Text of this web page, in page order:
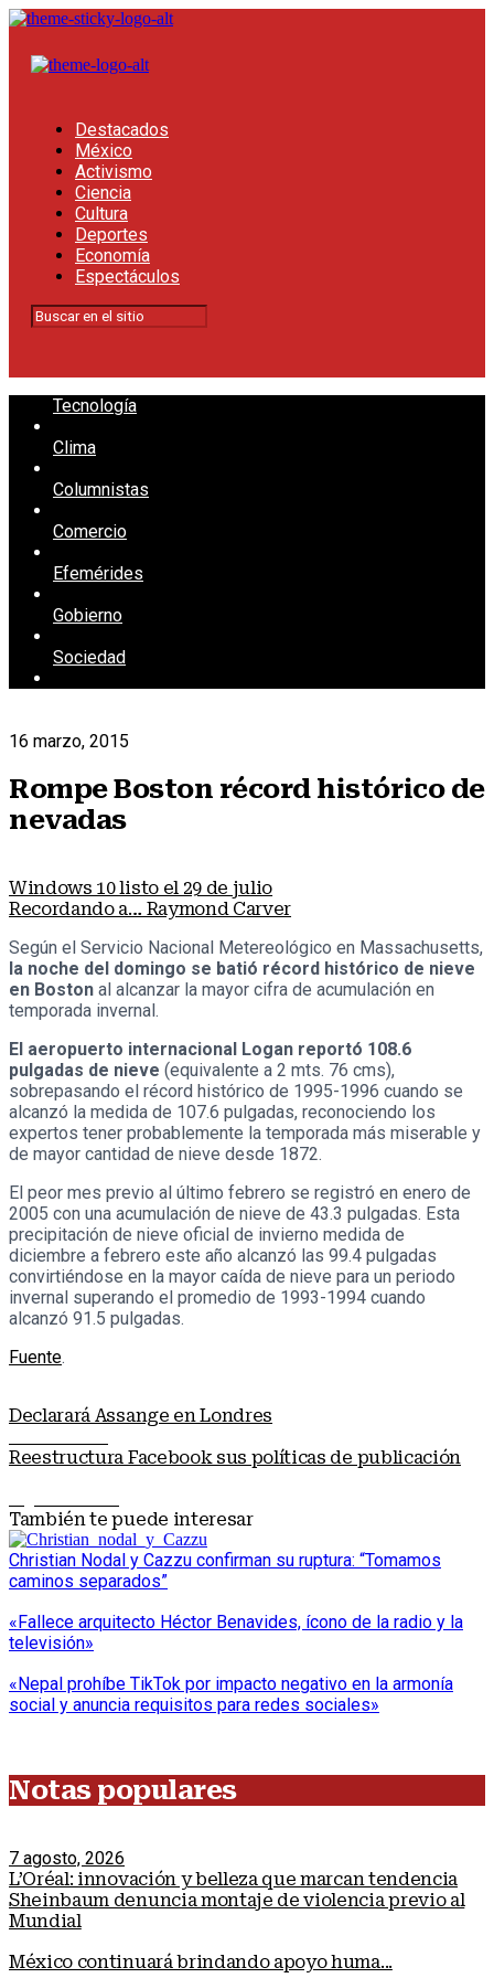
Destacados
México
Activismo
Ciencia
Cultura
Deportes
Economía
Espectáculos
Tecnología
Clima
Columnistas
Comercio
Efemérides
Gobierno
Sociedad
16 marzo, 2015
Rompe Boston récord histórico de
nevadas
Windows 10 listo el 29 de julio
Recordando a… Raymond Carver
Según el Servicio Nacional Metereológico en Massachusetts,
la noche del domingo se batió récord histórico de nieve
en Boston al alcanzar la mayor cifra de acumulación en
temporada invernal.
El aeropuerto internacional Logan reportó 108.6
pulgadas de nieve (equivalente a 2 mts. 76 cms),
sobrepasando el récord histórico de 1995-1996 cuando se
alcanzó la medida de 107.6 pulgadas, reconociendo los
expertos tener probablemente la temporada más miserable y
de mayor cantidad de nieve desde 1872.
El peor mes previo al último febrero se registró en enero de
2005 con una acumulación de nieve de 43.3 pulgadas. Esta
precipitación de nieve oficial de invierno medida de
diciembre a febrero este año alcanzó las 99.4 pulgadas
convirtiéndose en la mayor caída de nieve para un periodo
invernal superando el promedio de 1993-1994 cuando
alcanzó 91.5 pulgadas.
Fuente.
Declarará Assange en Londres
Reestructura Facebook sus políticas de publicación
También te puede interesar
Christian Nodal y Cazzu confirman su ruptura: “Tomamos
caminos separados”
«Fallece arquitecto Héctor Benavides, ícono de la radio y la
televisión»
«Nepal prohíbe TikTok por impacto negativo en la armonía
social y anuncia requisitos para redes sociales»
Notas populares
7 agosto, 2026
L’Oréal: innovación y belleza que marcan tendencia
Sheinbaum denuncia montaje de violencia previo al
Mundial
México continuará brindando apoyo huma...